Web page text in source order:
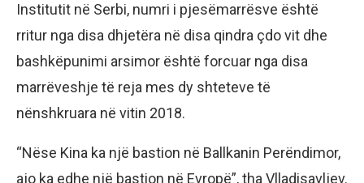
Institutit në Serbi, numri i pjesëmarrësve është
rritur nga disa dhjetëra në disa qindra çdo vit dhe
bashkëpunimi arsimor është forcuar nga disa
marrëveshje të reja mes dy shteteve të
nënshkruara në vitin 2018.
“Nëse Kina ka një bastion në Ballkanin Perëndimor,
ajo ka edhe një bastion në Evropë”, tha Vlladisavljev.